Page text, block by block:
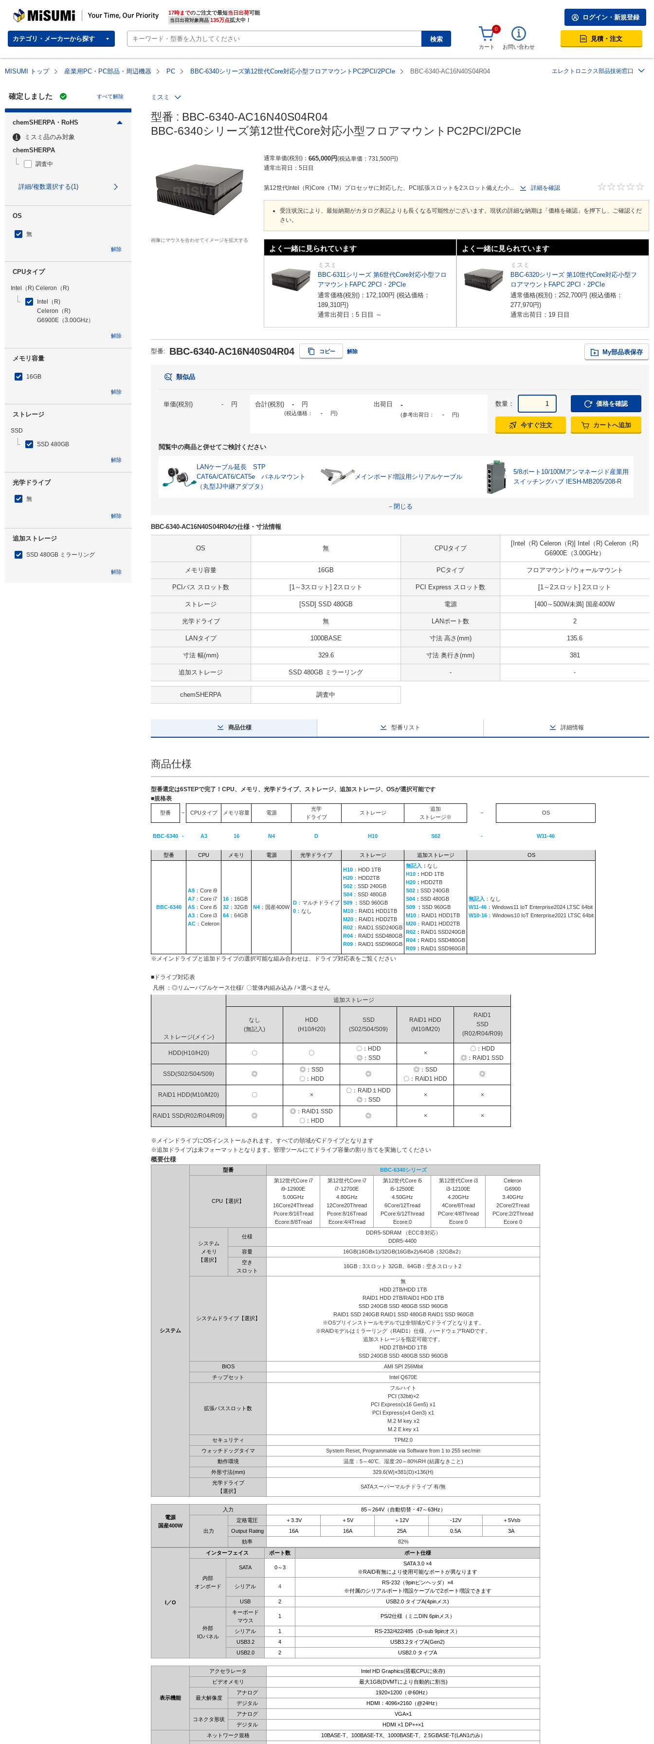
MISUMI | Your Time, Our Priority 17時までのご注文で最短当日出荷
当日出荷対象商品 135万点拡大中！
カテゴリ・メーカーから探す 検索
ログイン・新規登録
0
カート お問い合わせ
見積・注文
MISUMI トップ 産業用PC・PC部品・周辺機器 PC BBC-6340シリーズ第12世代Core対応小型フロアマウントPC2PCI/2PCIe BBC-6340-AC16N40S04R04 エレクトロニクス部品技術窓口
確定しました すべて解除
chemSHERPA・RoHS
ミスミ品のみ対象
chemSHERPA
調査中
詳細/複数選択する(1)
OS
無
解除
CPUタイプ
Intel（R) Celeron（R)
Intel（R)
Celeron（R)
G6900E（3.00GHz）
解除
メモリ容量
16GB
解除
ストレージ
SSD
SSD 480GB
解除
光学ドライブ
無
解除
追加ストレージ
SSD 480GB ミラーリング
解除
ミスミ
型番 : BBC-6340-AC16N40S04R04
BBC-6340シリーズ第12世代Core対応小型フロアマウントPC2PCI/2PCIe
画像にマウスを合わせてイメージを拡大する
通常単価(税別) 665,000円 税込単価 731,500円
通常出荷日： 5日目
第12世代Intel（R)Core（TM）プロセッサに対応した、PCI拡張スロットを2スロット備えた小... 詳細を確認
受注状況により、最短納期がカタログ表記よりも長くなる可能性がございます。現状の詳細な納期は「価格を確認」を押下し、ご確認くだ
さい。
よく一緒に見られています
ミスミ
BBC-6311シリーズ 第6世代Core対応小型フロ
アマウントFAPC 2PCI・2PCIe
通常価格(税別)： 172,100円 (税込価格：
189,310円)
通常出荷日：5 日目 ～
よく一緒に見られています
ミスミ
BBC-6320シリーズ 第10世代Core対応小型フ
ロアマウントFAPC 2PCI・2PCIe
通常価格(税別)： 252,700円 (税込価格：
277,970円)
通常出荷日：19 日目
型番: BBC-6340-AC16N40S04R04 コピー 解除 My部品表保存
類似品
単価(税別) - 円 合計(税別) - 円
(税込価格： - 円)
出荷日 -
(参考出荷日： - 円)
数量： 価格を確認
今すぐ注文 カートへ追加
閲覧中の商品と併せてご検討ください
LANケーブル延長 STP
CAT6A/CAT6/CAT5e パネルマウント
（丸型JJ中継アダプタ）
メインボード増設用シリアルケーブル
5/8ポート10/100Mアンマネージド産業用
スイッチングハブ IESH-MB205/208-R
－閉じる
BBC-6340-AC16N40S04R04の仕様・寸法情報
OS 無 CPUタイプ
[Intel（R) Celeron（R)] Intel（R) Celeron（R)
G6900E（3.00GHz）
メモリ容量 16GB PCタイプ フロアマウント/ウォールマウント
PCIバス スロット数 [1～3スロット] 2スロット PCI Express スロット数 [1～2スロット] 2スロット
ストレージ [SSD] SSD 480GB 電源 [400～500W未満] 国産400W
光学ドライブ 無 LANポート数 2
LANタイプ 1000BASE 寸法 高さ(mm) 135.6
寸法 幅(mm) 329.6 寸法 奥行き(mm) 381
追加ストレージ SSD 480GB ミラーリング - -
chemSHERPA 調査中
商品仕様 型番リスト 詳細情報
商品仕様
型番選定は6STEPで完了！CPU、メモリ、光学ドライブ、ストレージ、追加ストレージ、OSが選択可能です
■規格表
型番 − CPUタイプ メモリ容量 電源
光学
ドライブ
ストレージ
追加
ストレージ※
− OS
BBC-6340 - A3 16 N4 D H10 S02 - W11-46
型番 CPU メモリ 電源 光学ドライブ ストレージ 追加ストレージ OS
BBC-6340
A9 ：Core i9
A7 ：Core i7
A5 ：Core i5
A3 ：Core i3
AC ：Celeron
16 ：16GB
32 ：32GB
64 ：64GB
N4 ：国産400W
D ：マルチドライブ
0 ：なし
H10 ：HDD 1TB
H20 ：HDD2TB
S02 ：SSD 240GB
S04 ：SSD 480GB
S09
：SSD 960GB
M10 ：RAID1 HDD1TB
M20 ：RAID1 HDD2TB
R02 ：RAID1 SSD240GB
R04 ：RAID1 SSD480GB
R09 ：RAID1 SSD960GB
無記入 ： なし
H10 ： HDD 1TB
H20 ： HDD2TB
S02 ： SSD 240GB
S04 ： SSD 480GB
S09
： SSD 960GB
M10 ：RAID1 HDD1TB
M20 ：RAID1 HDD2TB
R02 ： RAID1 SSD240GB
R04 ： RAID1 SSD480GB
R09 ： RAID1 SSD960GB
無記入 ：なし
W11-46 ：Windows11 IoT Enterprise2024 LTSC 64bit
W10-16 ：Windows10 IoT Enterprise2021 LTSC 64bit
※メインドライブと追加ドライブの選択可能な組み合わせは、ドライブ対応表をご覧ください
■ドライブ対応表
凡例 ：◎リムーバブルケース仕様/ 〇筐体内組み込み / ×選べません
ストレージ(メイン)
追加ストレージ
なし
(無記入)
HDD
(H10/H20)
SSD
(S02/S04/S09)
RAID1 HDD
(M10/M20)
RAID1
SSD
(R02/R04/R09)
HDD(H10/H20) 〇 〇
〇：HDD
◎：SSD
×
〇：HDD
◎：RAID1 SSD
SSD(S02/S04/S09) ◎
◎：SSD
〇：HDD
◎
◎：SSD
〇：RAID1 HDD
◎
RAID1 HDD(M10/M20) 〇 ×
〇：RAID１HDD
◎：SSD
× ×
RAID1 SSD(R02/R04/R09) ◎
◎：RAID1 SSD
〇：HDD
◎ × ×
※メインドライブにOSインストールされます。すべての領域がCドライブとなります
※追加ドライブは未フォーマットとなります。管理ツールにてドライブ容量の割り当てを実施してください
概要仕様
システム
型番 BBC-6340シリーズ
CPU【選択】
第12世代Core i7
i9-12900E
5.00GHz
16Core24Thread
Pcore:8/16Tread
Ecore:8/8Tread
第12世代Core i7
i7-12700E
4.80GHz
12Core20Thread
Pcore:8/16Tread
Ecore:4/4Tread
第12世代Core i5
i5-12500E
4.50GHz
6Core/12Tread
PCore:6/12Thread
Ecore:0
第12世代Core i3
i3-12100E
4.20GHz
4Core/8Tread
PCore:4/8Thread
Ecore 0
Celeron
G6900
3.40GHz
2Core/2Tread
PCore:2/2Thread
Ecore 0
システム
メモリ
【選択】
仕様
DDR5-SDRAM （ECC非対応）
DDR5-4400
容量
16GB(16GBx1)/32GB(16GBx2)/64GB（32GBx2）
空き
スロット
16GB：3スロット 32GB、64GB：空きスロット2
システムドライブ【選択】
無
HDD 2TB/HDD 1TB
RAID1 HDD 2TB/RAID1 HDD 1TB
SSD 240GB SSD 480GB SSD 960GB
RAID1 SSD 240GB RAID1 SSD 480GB RAID1 SSD 960GB
※OSプリインストールモデルでは全領域がCドライブとなります。
※RAIDモデルはミラーリング（RAID1）仕様、ハードウェアRAIDです。
追加ストレージを指定可能です。
HDD 2TB/HDD 1TB
SSD 240GB SSD 480GB SSD 960GB
BIOS
AMI SPI 256Mbit
チップセット
Intel Q670E
拡張バススロット数
フルハイト
PCI (32bit)×2
PCI Express(x16 Gen5) x1
PCI Express(x4 Gen3) x1
M.2 M key x2
M.2 E key x1
セキュリティ
TPM2.0
ウォッチドッグタイマ
System Reset, Programmable via Software from 1 to 255 sec/min
動作環境
温度：5～40℃、湿度:20～80%RH (結露なきこと)
外形寸法(mm)
329.6(W)×381(D)×136(H)
光学ドライブ
【選択】
SATAスーパーマルチドライブ 有/無
電源
国産400W
入力 85～264V（自動切替・47～63Hz）
出力
定格電圧 ＋3.3V ＋5V ＋12V -12V
＋5Vsb
Output Rating
16A 16A 25A 0.5A
3A
効率
82%
I／O
インターフェイス ポート数 ポート仕様
内部
オンボード
SATA 0～3
SATA 3.0 ×4
※RAID有無により使用可能なポートが異なります
シリアル 4
RS-232（9pinピンヘッダ）×4
※付属のシリアルポート増設ケーブルで2ポート増設できます
USB
2 USB2.0 タイプA(4pinメス)
外部
IOパネル
キーボード
マウス
1 PS/2仕様（ミニDIN 6pinメス）
シリアル 1
RS-232/422/485（D-sub 9pinオス）
USB3.2
4
USB3.2タイプA(Gen2)
USB2.0
2 USB2.0 タイプA
表示機能
アクセラレータ
Intel HD Graphics(搭載CPUに依存)
ビデオメモリ
最大1GB(DVMTにより自動的に割当)
最大解像度
アナログ
1920×1200（＠60Hz）
デジタル
HDMI：4096×2160（@24Hz）
コネクタ形状
アナログ
VGA×1
デジタル
HDMI ×1 DP++×1
ネットワーク規格
10BASE-T、100BASE-TX、1000BASE-T、2.5GBASE-T(LAN1のみ）